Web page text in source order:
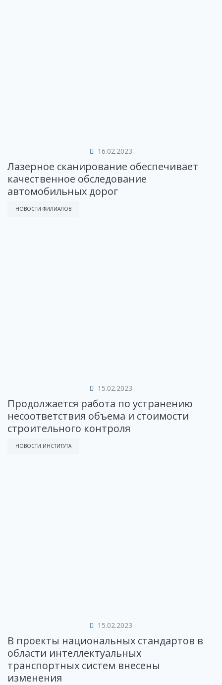
16.02.2023
Лазерное сканирование обеспечивает
качественное обследование
автомобильных дорог
НОВОСТИ ФИЛИАЛОВ
15.02.2023
Продолжается работа по устранению
несоответствия объема и стоимости
строительного контроля
НОВОСТИ ИНСТИТУТА
15.02.2023
В проекты национальных стандартов в
области интеллектуальных
транспортных систем внесены
изменения